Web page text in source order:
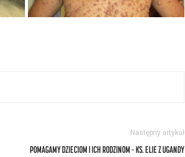
Następny artykuł
POMAGAMY DZIECIOM I ICH RODZINOM – KS. ELIE Z UGANDY